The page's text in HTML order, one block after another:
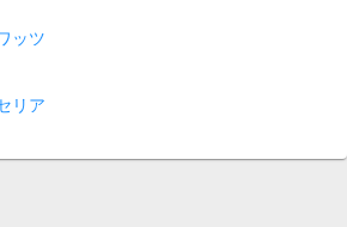
ッツ
リア